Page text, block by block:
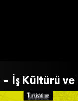
İş Kültürü ve